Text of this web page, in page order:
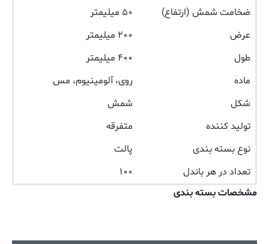
ضخامت شمش (ارتفاع)
۵۰ میلیمتر
عرض
۲۰۰ میلیمتر
طول
۴۰۰ میلیمتر
ماده
روی، آلومینیوم، مس
شکل
شمش
تولید کننده
متفرقه
نوع بسته بندی
پالت
تعداد در هر باندل
۱۰۰
مشخصات بسته بندی